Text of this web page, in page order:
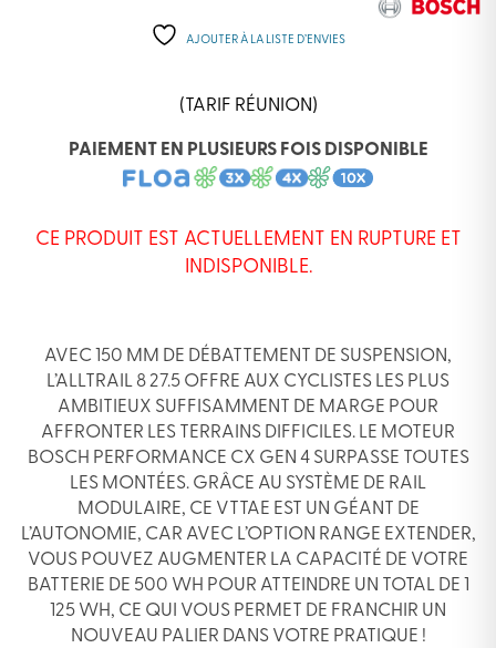
AJOUTER À LA LISTE D’ENVIES
(TARIF RÉUNION)
PAIEMENT EN PLUSIEURS FOIS DISPONIBLE
CE PRODUIT EST ACTUELLEMENT EN RUPTURE ET
INDISPONIBLE.
AVEC 150 MM DE DÉBATTEMENT DE SUSPENSION,
L’ALLTRAIL 8 27.5 OFFRE AUX CYCLISTES LES PLUS
AMBITIEUX SUFFISAMMENT DE MARGE POUR
AFFRONTER LES TERRAINS DIFFICILES. LE MOTEUR
BOSCH PERFORMANCE CX GEN 4 SURPASSE TOUTES
LES MONTÉES. GRÂCE AU SYSTÈME DE RAIL
MODULAIRE, CE VTTAE EST UN GÉANT DE
L’AUTONOMIE, CAR AVEC L’OPTION RANGE EXTENDER,
VOUS POUVEZ AUGMENTER LA CAPACITÉ DE VOTRE
BATTERIE DE 500 WH POUR ATTEINDRE UN TOTAL DE 1
125 WH, CE QUI VOUS PERMET DE FRANCHIR UN
NOUVEAU PALIER DANS VOTRE PRATIQUE !